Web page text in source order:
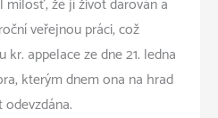
milosť, že jí život darován a
veřejnou práci, což
appelace ze dne 21. ledna
kterým dnem ona na hrad